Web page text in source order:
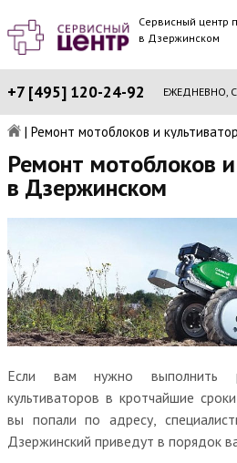
Сервисный центр
в Дзержинском
+7 [495] 120-24-92 ЕЖЕДНЕВНО,
| Ремонт мотоблоков и
Ремонт мотоблоков
в Дзержинском
Если вам нужно выполнить
культиваторов в кротчайшие
вы попали по адресу,
Дзержинский приведут в порядок